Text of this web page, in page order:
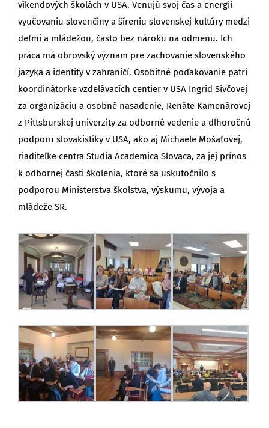
víkendových školách v USA. Venujú svoj čas a energii
vyučovaniu slovenčiny a šíreniu slovenskej kultúry medzi
deťmi a mládežou, často bez nároku na odmenu. Ich
práca má obrovský význam pre zachovanie slovenského
jazyka a identity v zahraničí. Osobitné poďakovanie patrí
koordinátorke vzdelávacích centier v USA Ingrid Sivčovej
za organizáciu a osobné nasadenie, Renáte Kamenárovej
z Pittsburskej univerzity za odborné vedenie a dlhoročnú
podporu slovakistiky v USA, ako aj Michaele Mošaťovej,
riaditeľke centra Studia Academica Slovaca, za jej prínos
k odbornej časti školenia, ktoré sa uskutočnilo s
podporou Ministerstva školstva, výskumu, vývoja a
mládeže SR.